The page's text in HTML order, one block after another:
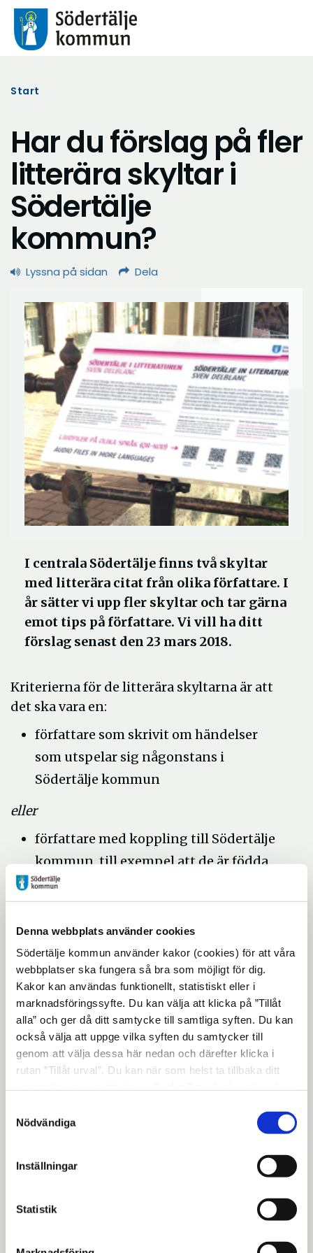
Denna webbplats använder cookies
Södertälje kommun använder kakor (cookies) för att våra
webbplatser ska fungera så bra som möjligt för dig.
Kakor kan användas funktionellt, statistiskt eller i
marknadsföringssyfte. Du kan välja att klicka på ”Tillåt
alla” och ger då ditt samtycke till samtliga syften. Du kan
också välja att uppge vilka syften du samtycker till
genom att välja dessa här nedan och därefter klicka i
rutan ”Tillåt urval”. Du kan när som helst ta tillbaka ditt
"Visa detaljer" kan du läsa om hur kakorna används och
hur vi och våra leverantörer inhämtar och behandlar
Nödvändiga
Inställningar
Statistik
Start
Har du förslag på fler
litterära skyltar i
Södertälje
kommun?
Lyssna på sidan Dela
I centrala Södertälje finns två skyltar
med litterära citat från olika författare. I
år sätter vi upp fler skyltar och tar gärna
emot tips på författare. Vi vill ha ditt
förslag senast den 23 mars 2018.
Kriterierna för de litterära skyltarna är att
det ska vara en:
författare som skrivit om händelser
som utspelar sig någonstans i
Södertälje kommun
eller
författare med koppling till Södertälje
kommun, till exempel att de är födda
här, att de bor eller har bott i
kommunen
Förra året satte vi upp skyltar med citat från
böcker som skrivits av författarna Sven
Delblanc och Göran Rosenberg.
Idén till litterära skyltar kommer från en
Södertäljebos medborgarförslag. "Med
tämligen enkla medel torde ett antal
litterära skyltar kunna sättas upp i
Under de kommande fem åren ska
Läs mer här:
sodertalje.se/litteraraskyltar
Lämna ditt förslag
Du kan lämna förslag kontinuerligt. Förslag
till årets skyltar måste lämnas in senast23